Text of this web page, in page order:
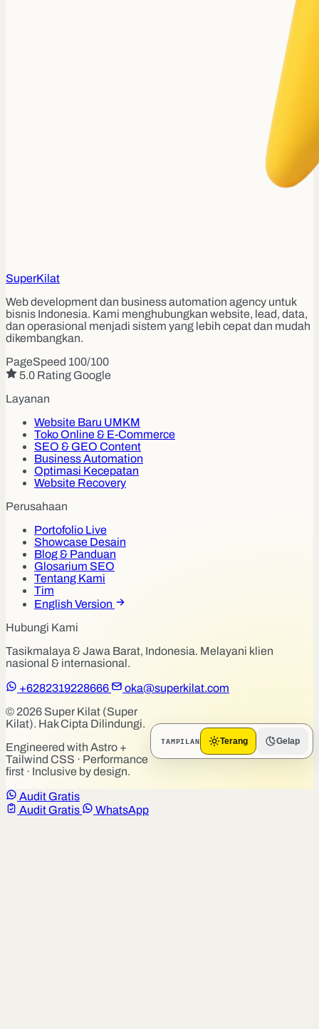
SuperKilat
Web development dan business automation agency untuk
bisnis Indonesia. Kami menghubungkan website, lead, data,
dan operasional menjadi sistem yang lebih cepat dan mudah
dikembangkan.
PageSpeed 100/100
5.0 Rating Google
Layanan
Website Baru UMKM
Toko Online & E-Commerce
SEO & GEO Content
Business Automation
Optimasi Kecepatan
Website Recovery
Perusahaan
Portofolio Live
Showcase Desain
Blog & Panduan
Glosarium SEO
Tentang Kami
Tim
English Version
Hubungi Kami
Tasikmalaya & Jawa Barat, Indonesia. Melayani klien
nasional & internasional.
+6282319228666
oka@superkilat.com
© 2026 Super Kilat (Super
Kilat). Hak Cipta Dilindungi.
Engineered with Astro +
Tailwind CSS · Performance
first · Inclusive by design.
TAMPILAN Terang Gelap
Audit Gratis
Audit Gratis
WhatsApp